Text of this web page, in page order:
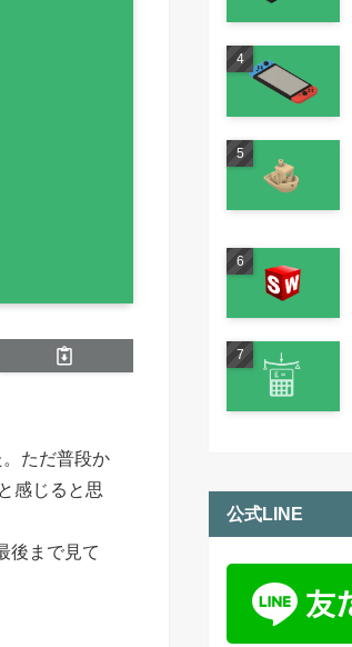
ただ普段か
感じると思
後まで見て
公式LINE